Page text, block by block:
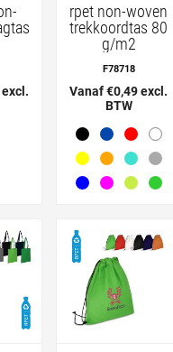
rpet non-woven
trekkoordtas 80
g/m2
F78718
Vanaf €0,49 excl.
BTW